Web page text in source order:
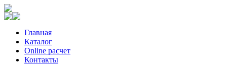
Главная
Каталог
Online расчет
Контакты